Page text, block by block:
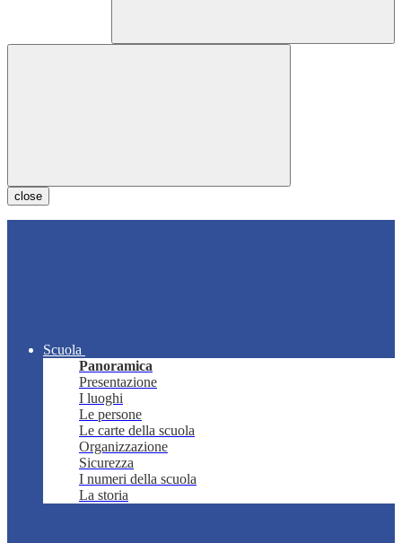
close
Scuola
Panoramica
Presentazione
I luoghi
Le persone
Le carte della scuola
Organizzazione
Sicurezza
I numeri della scuola
La storia